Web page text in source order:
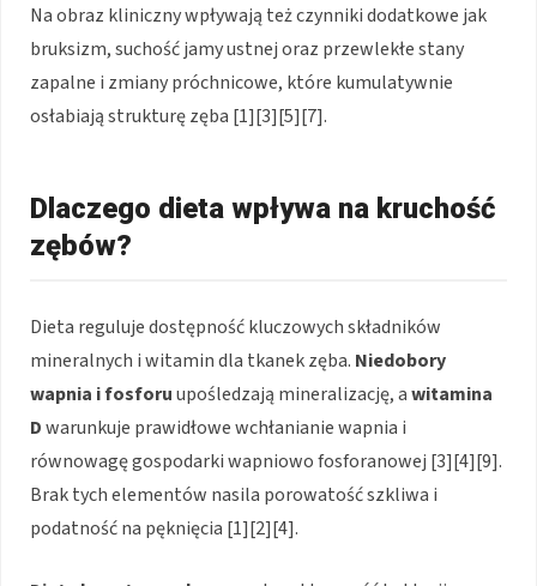
Na obraz kliniczny wpływają też czynniki dodatkowe jak
bruksizm, suchość jamy ustnej oraz przewlekłe stany
zapalne i zmiany próchnicowe, które kumulatywnie
osłabiają strukturę zęba [1][3][5][7].
Dlaczego dieta wpływa na kruchość
zębów?
Dieta reguluje dostępność kluczowych składników
mineralnych i witamin dla tkanek zęba. Niedobory
wapnia i fosforuupośledzają mineralizację, awitamina
Dwarunkuje prawidłowe wchłanianie wapnia i
równowagę gospodarki wapniowo fosforanowej [3][4][9].
Brak tych elementów nasila porowatość szkliwa i
podatność na pęknięcia [1][2][4].